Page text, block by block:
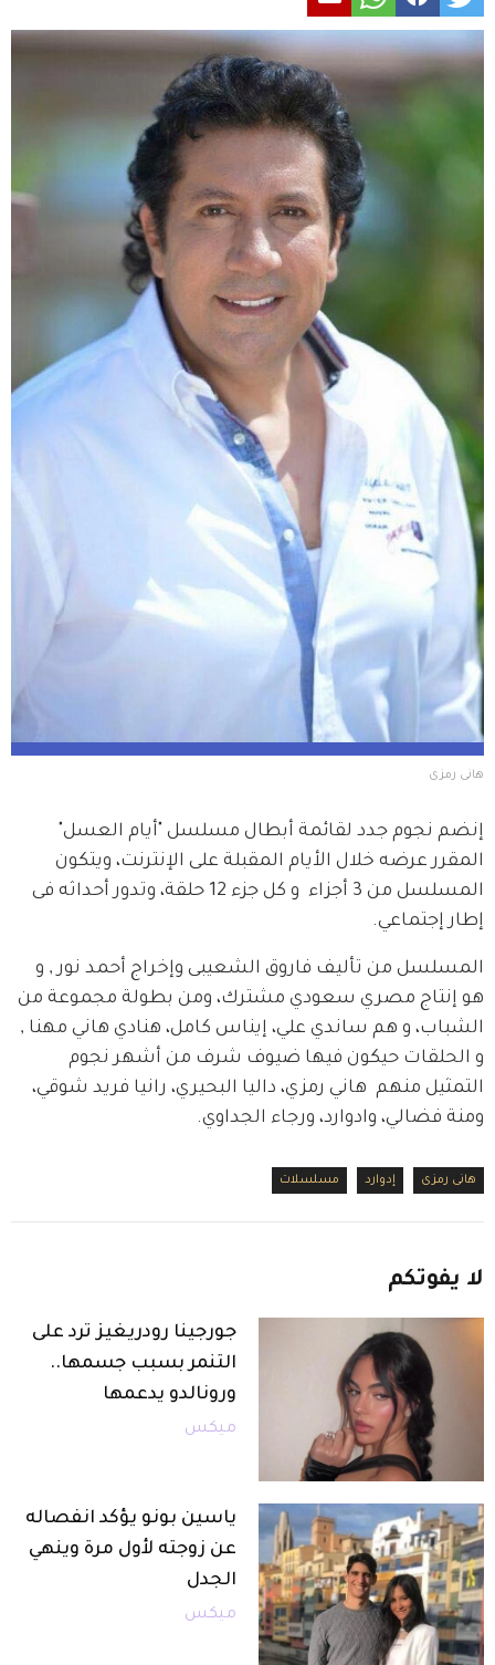
هانى رمزى
إنضم نجوم جدد لقائمة أبطال مسلسل "أيام العسل"
المقرر عرضه خلال الأيام المقبلة على الإنترنت، ويتكون
المسلسل من 3 أجزاء  و كل جزء 12 حلقة، وتدور أحداثه فى
إطار إجتماعي.
المسلسل من تأليف فاروق الشعيبى وإخراج أحمد نور , و
هو إنتاج مصري سعودي مشترك، ومن بطولة مجموعة من
الشباب، و هم ساندي علي، إيناس كامل، هنادي هاني مهنا ,
و الحلقات حيكون فيها ضيوف شرف من أشهر نجوم
التمثيل منهم  هاني رمزي، داليا البحيري، رانيا فريد شوقي،
ومنة فضالي، وادوارد، ورجاء الجداوي.
هانى رمزى إدوارد مسلسلات
لا يفوتكم
جورجينا رودريغيز ترد على
التنمر بسبب جسمها..
ورونالدو يدعمها
ميكس
ياسين بونو يؤكد انفصاله
عن زوجته لأول مرة وينهي
الجدل
ميكس